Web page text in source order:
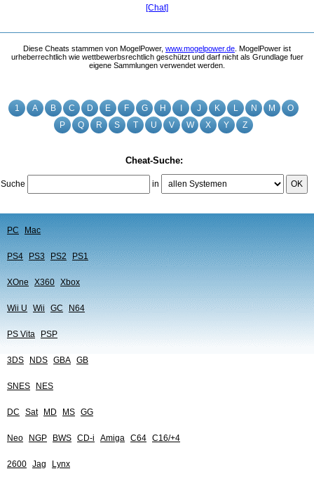
1 A B C D E F G H I J K L N M
O
P
Q R S T U V W X Y Z
Cheat-Suche:
Suche in OK
PC Mac
PS4 PS3 PS2 PS1
XOne X360 Xbox
Wii U Wii GC N64
PS Vita PSP
3DS NDS GBA GB
SNES NES
DC Sat MD MS GG
Neo NGP BWS CD-i Amiga C64 C16/+4
2600 Jag Lynx
[Chat]
Diese Cheats stammen von MogelPower, www.mogelpower.de . MogelPower ist
urheberrechtlich wie wettbewerbsrechtlich geschützt und darf nicht als Grundlage fuer
eigene Sammlungen verwendet werden.